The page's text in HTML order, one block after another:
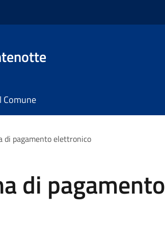
Comune
di pagamento elettronico
di pagamento